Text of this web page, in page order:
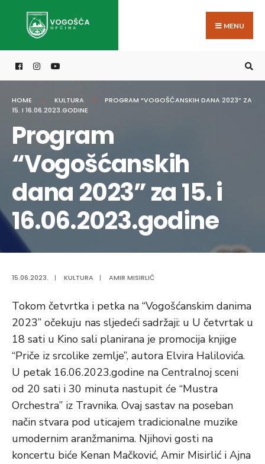
MENU
HOME KULTURA
PROGRAM “VOGOŠĆANSKIH DANA 2023” ZA
15. I 16.06.2023.GODINE
Program
“Vogošćanskih
dana 2023” za 15. i
16.06.2023.godine
15.06.2023. | KULTURA | AMIR MISIRLIĆ
Tokom četvrtka i petka na “Vogošćanskim danima
2023” očekuju nas sljedeći sadržaji: u U četvrtak u
18 sati u Kino sali planirana je promocija knjige
“Priče iz srcolike zemlje”, autora Elvira Halilovića.
U petak 16.06.2023.godine na Centralnoj sceni
od 20 sati i 30 minuta nastupit će “Mustra
Orchestra” iz Travnika. Ovaj sastav na poseban
način stvara pod uticajem tradicionalne muzike
umodernim aranžmanima. Njihovi gosti na
koncertu biće Kenan Mačković, Amir Misirlić i Ajna
for: